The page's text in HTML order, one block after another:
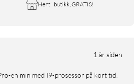
Hent i butikk, GRATIS!
1 år siden
en min med I9-prosessor på kort tid.